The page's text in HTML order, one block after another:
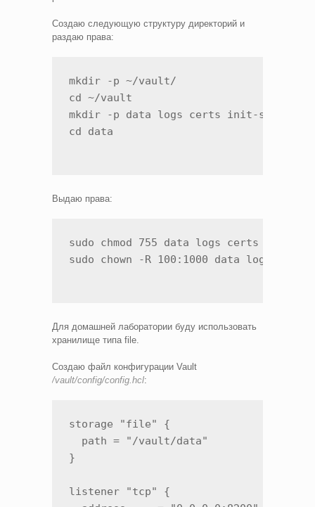
Создаю следующую структуру директорий и
раздаю права:
mkdir -p ~/vault/
cd ~/vault
mkdir -p data logs certs init-scripts
cd data
Выдаю права:
sudo chmod 755 data logs certs init-
sudo chown -R 100:1000 data logs
Для домашней лаборатории буду использовать
хранилище типа file.
Создаю файл конфигурации Vault
/vault/config/config.hcl:
storage "file" {
  path = "/vault/data"
}
listener "tcp" {